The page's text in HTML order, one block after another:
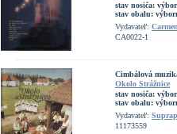
stav nosiča:
stav obalu:
Vydavateľ:
CA0022-1
Cimbálová
Okolo Strážnice
stav nosiča:
stav obalu:
Vydavateľ:
11173559